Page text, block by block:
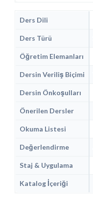
Ders Dili
Ders Türü
Öğretim Elemanları
Dersin Veriliş Biçimi
Dersin Önkoşulları
Önerilen Dersler
Okuma Listesi
Değerlendirme
Staj & Uygulama
Katalog İçeriği